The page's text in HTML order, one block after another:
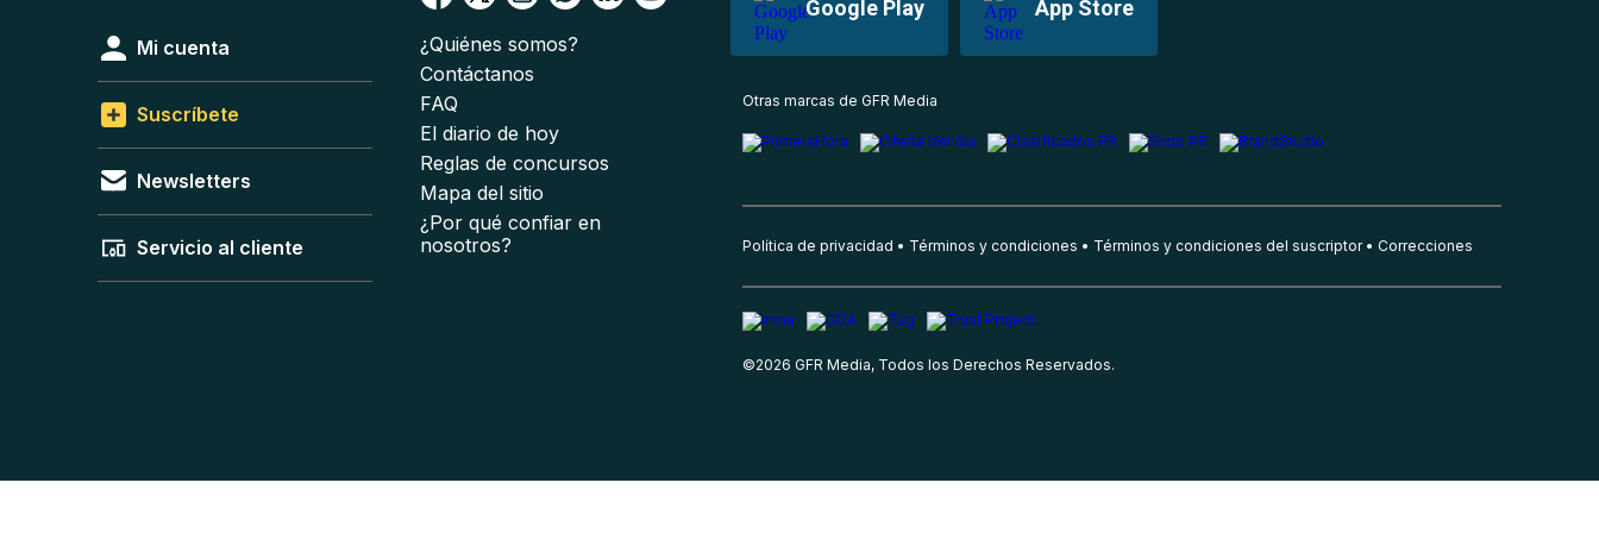
Google Play App Store
Mi cuenta
Suscríbete
Newsletters
Servicio al cliente
¿Quiénes somos?
Contáctanos
FAQ
El diario de hoy
Reglas de concursos
Mapa del sitio
¿Por qué confiar en
nosotros?
Otras marcas de GFR Media
Política de privacidad Términos y condiciones Términos y condiciones del suscriptor Correcciones
©2026 GFR Media, Todos los Derechos Reservados.